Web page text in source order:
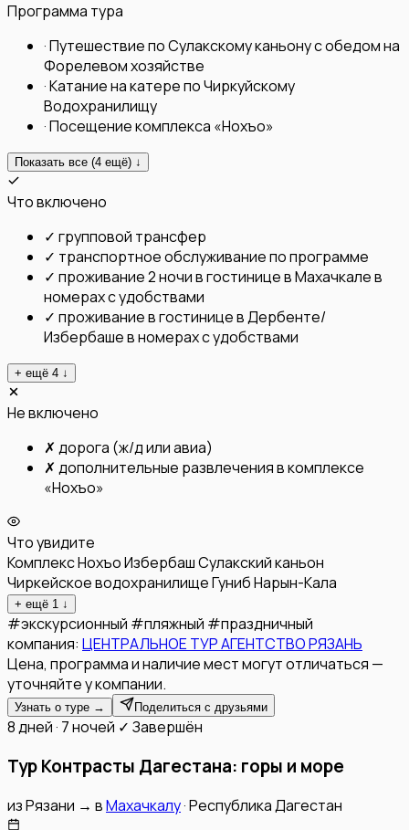
Программа тура
·Путешествие по Сулакскому каньону с обедом на
Форелевом хозяйстве
·Катание на катере по Чиркуйскому
Водохранилищу
·Посещение комплекса «Нохъо»
Показать все (4 ещё) ↓
Что включено
✓ групповой трансфер
✓ транспортное обслуживание по программе
✓ проживание 2 ночи в гостинице в Махачкале в
номерах с удобствами
✓ проживание в гостинице в Дербенте/
Избербаше в номерах с удобствами
+ ещё 4 ↓
Не включено
✗ дорога (ж/д или авиа)
✗ дополнительные развлечения в комплексе
«Нохъо»
Что увидите
Комплекс НохъоИзбербашСулакский каньон
Чиркейское водохранилищеГунибНарын-Кала
+ ещё 1 ↓
#экскурсионный #пляжный #праздничный
компания: ЦЕНТРАЛЬНОЕ ТУР АГЕНТСТВО РЯЗАНЬ
Цена, программа и наличие мест могут отличаться —
уточняйте у компании.
Узнать о туре → Поделиться с друзьями
8 дней · 7 ночей ✓ Завершён
Тур Контрасты Дагестана: горы и море
изРязани → вМахачкалу·Республика Дагестан